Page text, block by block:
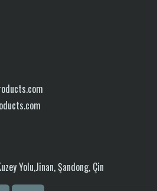
Yolu,Jinan, Şandong, Çin